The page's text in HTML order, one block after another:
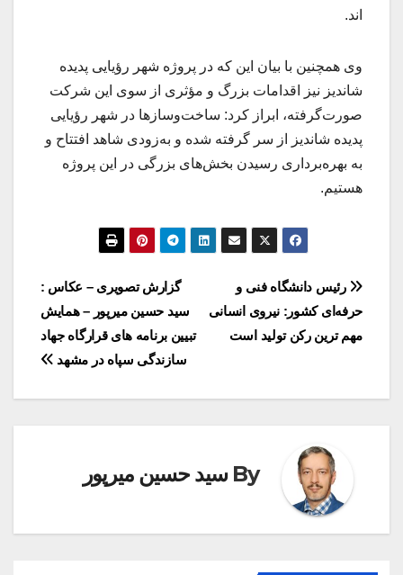
اند.
وی همچنین با بیان این که در پروژه شهر رؤیایی پدیده
شاندیز نیز اقدامات بزرگ و مؤثری از سوی این شرکت
صورت‌گرفته، ابراز کرد: ساخت‌وسازها در شهر رؤیایی
پدیده شاندیز از سر گرفته شده و به‌زودی شاهد افتتاح و
به بهره‌برداری رسیدن بخش‌های بزرگی در این پروژه
هستیم.
راهبری
نوشته
گزارش تصویری – عکاس :
سید حسین میرپور – همایش
تبیین برنامه های قرارگاه جهاد
سازندگی سپاه در مشهد
رئیس دانشگاه فنی و
حرفه‌ای کشور: نیروی انسانی
مهم ترین رکن تولید است
By سید حسین میرپور